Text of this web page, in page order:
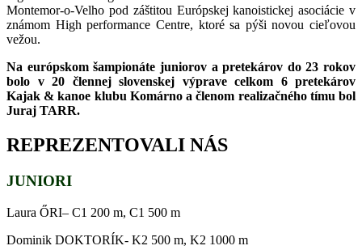
Montemor-o-Velho pod záštitou Európskej kanoistickej asociácie v
známom High performance Centre, ktoré sa pýši novou cieľovou
vežou.
Na európskom šampionáte juniorov a pretekárov do 23 rokov
bolo v 20 člennej slovenskej výprave celkom 6 pretekárov
Kajak & kanoe klubu Komárno a členom realizačného tímu bol
Juraj TARR.
REPREZENTOVALI NÁS
JUNIORI
Laura ŐRI– C1 200 m, C1 500 m
Dominik DOKTORÍK- K2 500 m, K2 1000 m